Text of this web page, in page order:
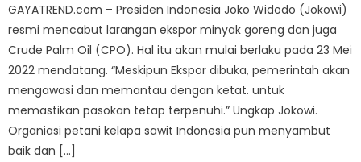
GAYATREND.com – Presiden Indonesia Joko Widodo (Jokowi)
resmi mencabut larangan ekspor minyak goreng dan juga
Crude Palm Oil (CPO). Hal itu akan mulai berlaku pada 23 Mei
2022 mendatang. “Meskipun Ekspor dibuka, pemerintah akan
mengawasi dan memantau dengan ketat. untuk
memastikan pasokan tetap terpenuhi.” Ungkap Jokowi.
Organiasi petani kelapa sawit Indonesia pun menyambut
baik dan […]